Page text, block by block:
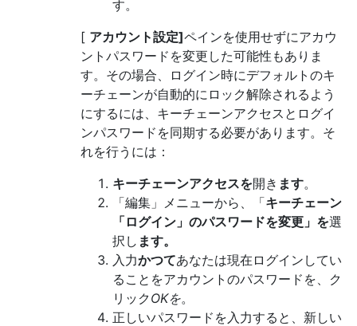
す。
[ アカウント設定]ペインを使用せずにアカウ
ントパスワードを変更した可能性もありま
す。その場合、ログイン時にデフォルトのキ
ーチェーンが自動的にロック解除されるよう
にするには、キーチェーンアクセスとログイ
ンパスワードを同期する必要があります。そ
れを行うには：
キーチェーンアクセスを開き ます。
「編集」メニューから、「キーチェーン
「ログイン」のパスワードを変更」を選
択し ます。
入力かつてあなたは現在ログインしてい
ることをアカウントのパスワードを、ク
リック OKを。
正しいパスワードを入力すると、新しい